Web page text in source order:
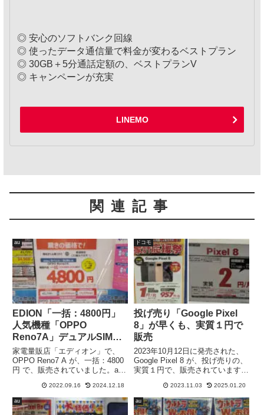
◎ 安心のソフトバンク回線
◎ 使ったデータ通信量で料金が変わるベストプラン
◎ 30GB＋5分通話定額の、ベストプランV
◎ キャンペーンが充実
LINEMO
関連記事
au
EDION「一括：4800円」
人気機種「OPPO
Reno7A」デュアルSIM搭
載
家電量販店「エディオン」で、
OPPO Reno7 A が、一括：4800
円 で、販売されていました。au
すが、格安大特価です。OPPO
Reno7 A は、2022年6月に、発売
されたばかりの、OPPO Renoシ
2022.09.16 2024.12.18
ドコモ
投げ売り「Google Pixel
8」が早くも、実質１円で
販売
2023年10月12日に発売された、
Google Pixel 8 が、投げ売りの、
実質１円で、販売されています。
が、早くも、実質1円での販売
に、値下げされています。家電量
販店ノジマでの情報ですが、他の
2023.11.03 2025.01.20
au au